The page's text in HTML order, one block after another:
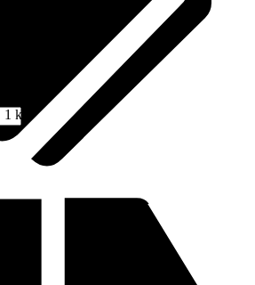
1 ks